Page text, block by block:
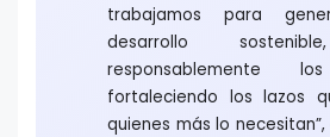
trabajamos para
desarrollo
responsablemente
fortaleciendo los lazos
quienes más lo